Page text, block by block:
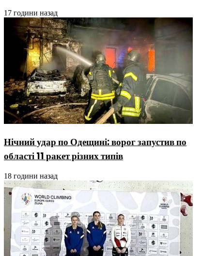
17 години назад
Нічний удар по Одещині: ворог запустив по
області 11 ракет різних типів
18 години назад